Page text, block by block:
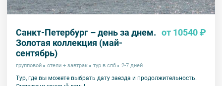
Санкт-Петербург – день за днем.
Золотая коллекция (май-
сентябрь)
от 10540 ₽
групповой отели + завтрак тур в спб 2-7 дней
Тур, где вы можете выбрать дату заезда и продолжительность.